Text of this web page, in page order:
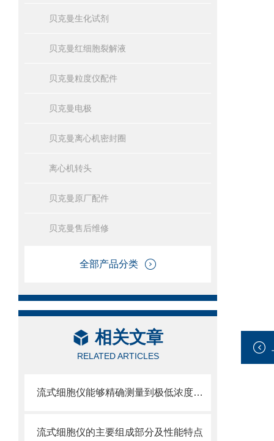
贝克曼生化试剂
贝克曼红细胞裂解液
贝克曼粒度仪配件
贝克曼电极
贝克曼离心机密封圈
离心机转头
贝克曼原厂配件
贝克曼售后维修
全部产品分类
相关文章
RELATED ARTICLES
流式细胞仪能够精确测量到极低浓度的标记物
流式细胞仪的主要组成部分及性能特点